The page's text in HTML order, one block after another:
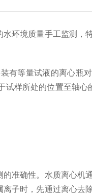
环境质量手工监测，
等量试液的离心瓶
样所处的位置至轴
准确性。水质离心机
子时，先通过离心去